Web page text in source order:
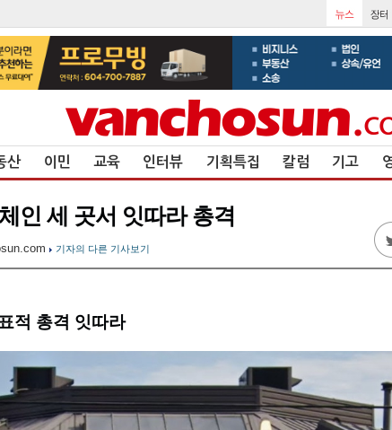
산 이민 교육 인터뷰 기획특집 칼럼 기고
인 세 곳서 잇따라 총격
기자의 다른 기사보기
적 총격 잇따라